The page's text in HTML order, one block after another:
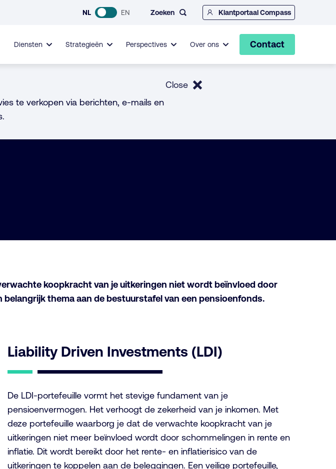
NL EN Zoeken Klantportaal Compass
Diensten Strategieën Perspectives Over ons Contact
te verkopen via berichten, e-mails en
Close
koopkracht van je uitkeringen niet wordt beïnvloed door
thema aan de bestuurstafel van een pensioenfonds.
Liability Driven Investments (LDI)
De LDI-portefeuille vormt het stevige fundament van je
pensioenvermogen. Het verhoogt de zekerheid van je inkomen. Met
deze portefeuille waarborg je dat de verwachte koopkracht van je
uitkeringen niet meer beïnvloed wordt door schommelingen in rente en
inflatie. Dit wordt bereikt door het rente- en inflatierisico van de
uitkeringen te koppelen aan de beleggingen. Een veilige portefeuille,